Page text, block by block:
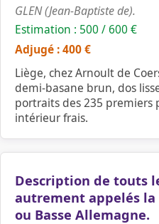
GLEN (Jean-Baptiste de).
Estimation : 500 / 600 €
Adjugé : 400 €
Liège, chez Arnoult de
demi-basane brun, dos
portraits des 235 premiers
intérieur frais.
Description de touts
autrement appelés
ou Basse Allemagne.